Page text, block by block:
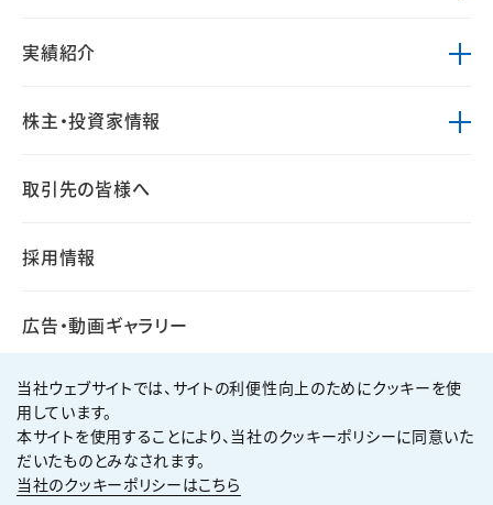
実績紹介
株主・投資家情報
取引先の皆様へ
採用情報
広告・動画ギャラリー
個人情報保護方針
サイト利用規約
サイトマップ
当社ウェブサイトでは、サイトの利便性向上のためにクッキーを使
用しています。
本サイトを使用することにより、当社のクッキーポリシーに同意いた
だいたものとみなされます。
当社のクッキーポリシーはこちら